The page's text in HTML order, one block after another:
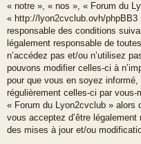
« notre », « nos », « Forum du
« http://lyon2cvclub.ovh/phpBB3
responsable des conditions
légalement responsable de
n’accédez pas et/ou n’utilisez
pouvons modifier celles-ci à
pour que vous en soyez
régulièrement celles-ci par
« Forum du Lyon2cvclub » alors
vous acceptez d’être
des mises à jour et/ou